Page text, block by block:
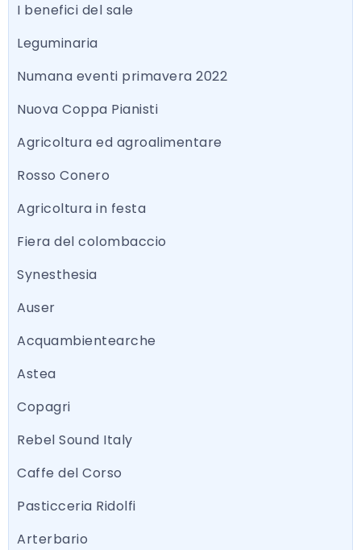
I benefici del sale
Leguminaria
Numana eventi primavera 2022
Nuova Coppa Pianisti
Agricoltura ed agroalimentare
Rosso Conero
Agricoltura in festa
Fiera del colombaccio
Synesthesia
Auser
Acquambientearche
Astea
Copagri
Rebel Sound Italy
Caffe del Corso
Pasticceria Ridolfi
Arterbario